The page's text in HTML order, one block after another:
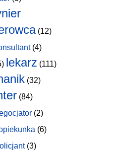
(12)
(4)
lekarz (111)
(32)
(84)
(2)
(6)
(3)